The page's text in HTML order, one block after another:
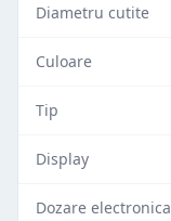
Diametru cutite
Culoare
Tip
Display
Dozare electronica